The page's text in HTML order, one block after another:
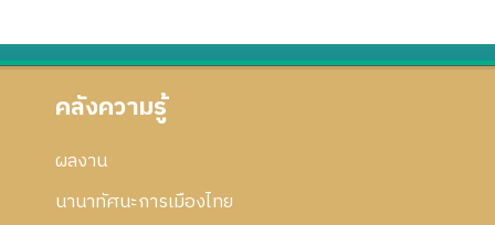
คลังความรู้
ผลงาน
นานาทัศนะการเมืองไทย